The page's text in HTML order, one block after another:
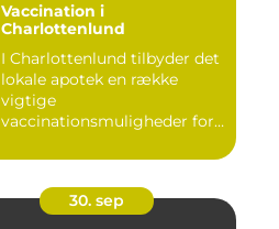
Vaccination i
Charlottenlund
I Charlottenlund tilbyder det
lokale apotek en række
vigtige
vaccinationsmuligheder for
30. sep